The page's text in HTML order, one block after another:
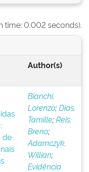
time: 0.002 seconds).
Author(s)
de
Bianchi,
Lorenzo;Dias,
Tamille;Reis,
Breno;
Adamczyk,
Willian;
Evidência